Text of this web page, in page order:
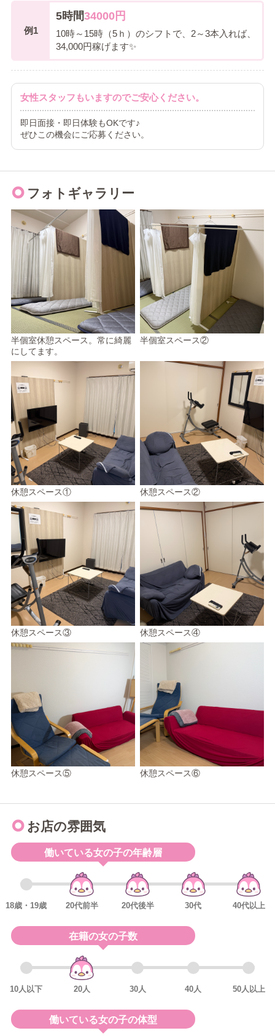
例1
5時間34000円
10時～15時（5ｈ）のシフトで、2～3本入れば、
34,000円稼げます✨
女性スタッフもいますのでご安心ください。
即日面接・即日体験もOKです♪
ぜひこの機会にご応募ください。
フォトギャラリー
半個室休憩スペース。常に綺麗
にしてます。
半個室スペース②
休憩スペース① 休憩スペース②
休憩スペース③ 休憩スペース④
休憩スペース⑤ 休憩スペース⑥
お店の雰囲気
働いている女の子の年齢層
18歳・19歳 20代前半 20代後半 30代 40代以上
在籍の女の子数
10人以下 20人 30人 40人 50人以上
働いている女の子の体型